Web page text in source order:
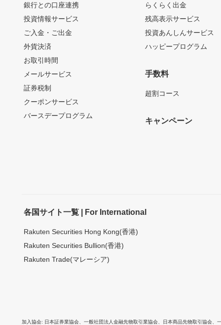
銀行との口座連携
投資情報サービス
ご入金・ご出金
外貨決済
お取引時間
メールサービス
証券税制
クーポンサービス
バースデープログラム
らくらく出金
残高表示サービス
投資あんしんサービス
ハッピープログラム
手数料
超割コース
キャンペーン
各国サイト一覧 | For International
Rakuten Securities Hong Kong(香港)
Rakuten Securities Bullion(香港)
Rakuten Trade(マレーシア)
加入協会 日本証券業協会 一般社団法人金融先物取引業協会 日本商品先物取引協会